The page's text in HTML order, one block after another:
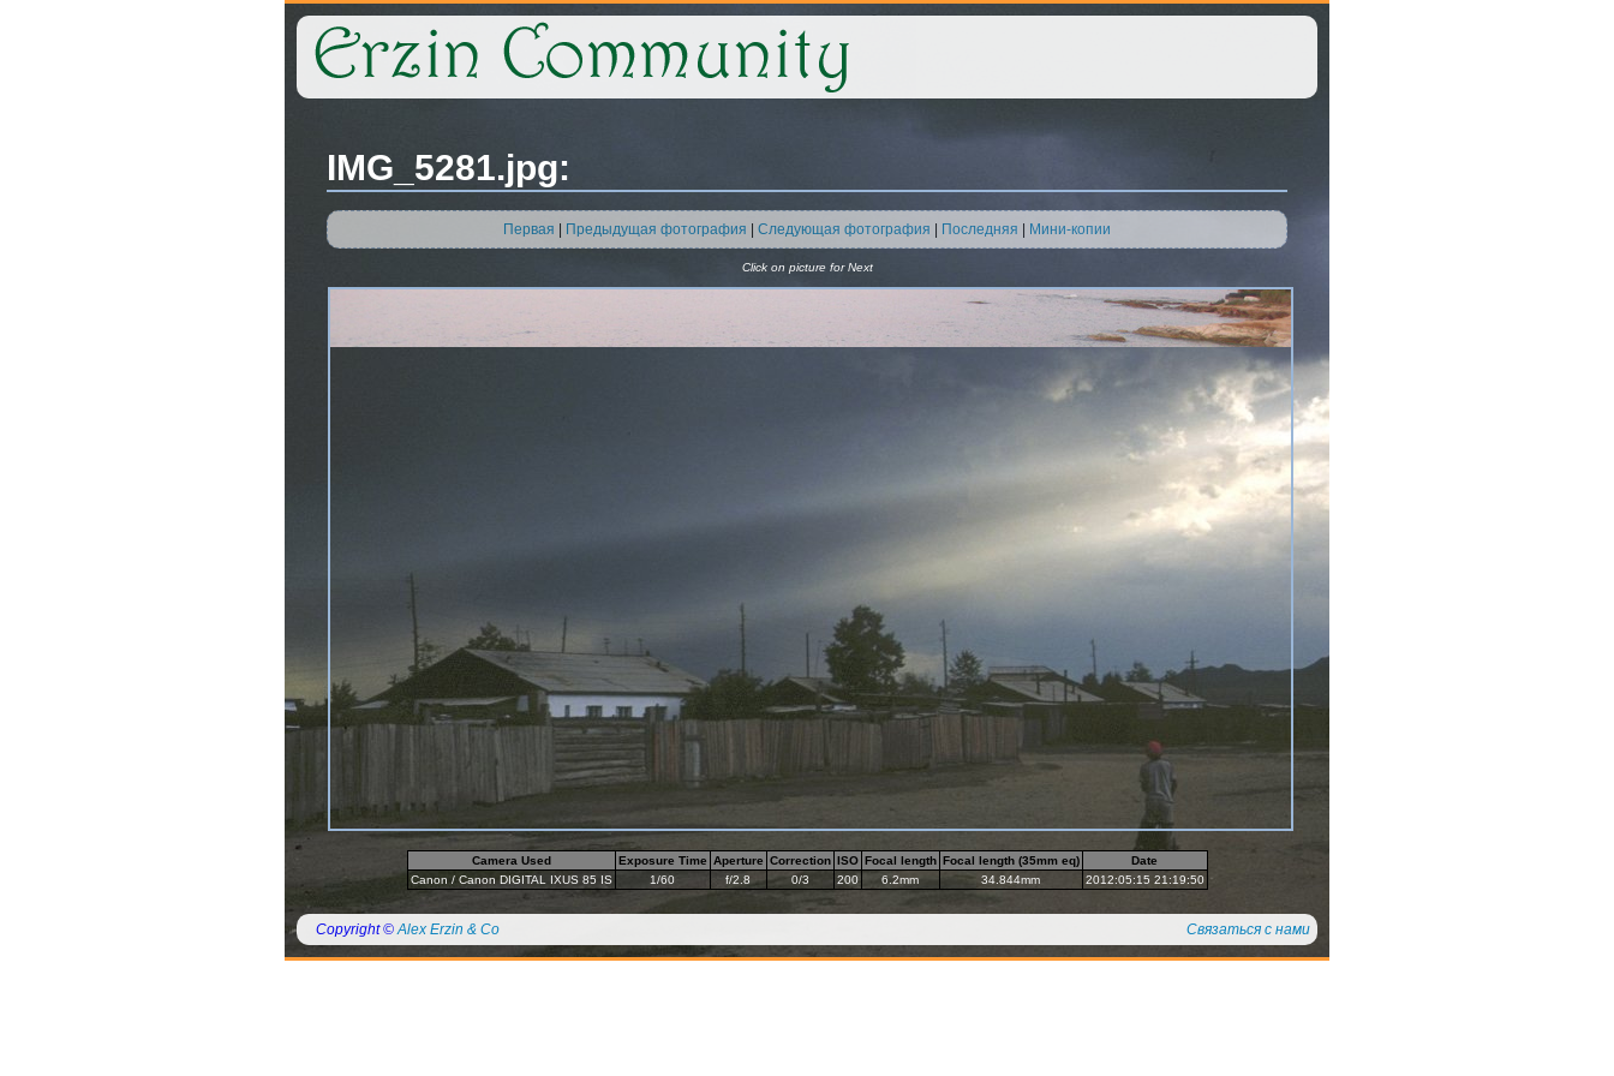
IMG_5281.jpg:
Первая Предыдущая фотография Следующая фотография Последняя Мини-копии
Click on picture for Next
Camera Used Exposure Time Aperture Correction ISO Focal length Focal length (35mm eq)
Date
Canon / Canon DIGITAL IXUS 85 IS
1/60 f/2.8 0/3 200 6.2mm 34.844mm 2012:05:15 21:19:50
Copyright ©Alex Erzin & Co Связаться с нами